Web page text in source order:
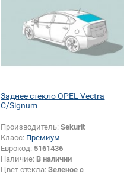
Заднее стекло OPEL Vectra
C/Signum
Производитель:Sekurit
Класс: Премиум
Еврокод: 5161436
Наличие: В наличии
Цвет стекла:Зеленое с